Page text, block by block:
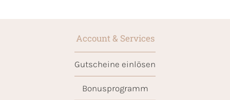
Account & Services
Gutscheine einlösen
Bonusprogramm